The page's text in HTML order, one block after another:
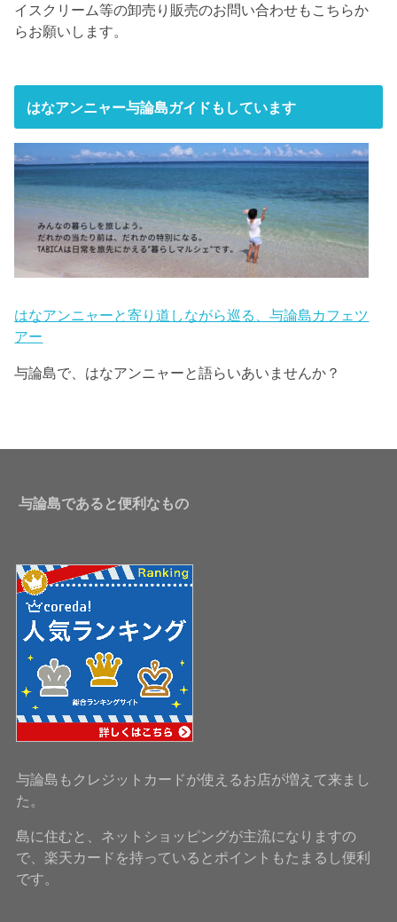
イスクリーム等の卸売り販売のお問い合わせもこちらか
らお願いします。
はなアンニャー与論島ガイドもしています
はなアンニャーと寄り道しながら巡る、与論島カフェツ
アー
与論島で、はなアンニャーと語らいあいませんか？
与論島であると便利なもの
与論島もクレジットカードが使えるお店が増えて来まし
た。
島に住むと、ネットショッピングが主流になりますの
で、楽天カードを持っているとポイントもたまるし便利
です。